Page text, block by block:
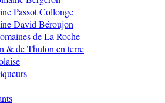
Passot Collonge
David Béroujon
de La Roche
& de Thulon en terre